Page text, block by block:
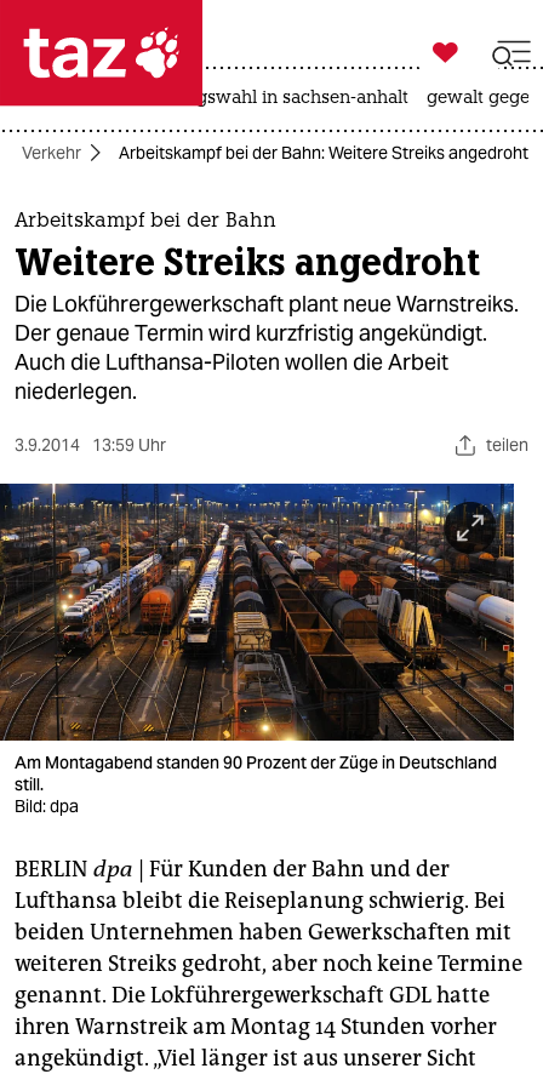
 taz zahl ich
taz zahl ich
themen
politik
öko
gesellschaft
kultur
sport
berlin
nord
wahrheit
verlag
verlag
veranstaltungen
fragen & hilfe
unterstützen
abo
genossenschaft

taz zahl ich
landtagswahl in sachsen-anhalt gewalt
Verkehr Arbeitskampf bei der Bahn: Weitere Streiks angedroht
Arbeitskampf bei der Bahn
Weitere Streiks angedroht
Die Lokführergewerkschaft plant neue Warnstreiks.
Der genaue Termin wird kurzfristig angekündigt.
Auch die Lufthansa-Piloten wollen die Arbeit
niederlegen.
3.9.2014 13:59 Uhr teilen
Am Montagabend standen 90 Prozent der Züge in Deutschland
still.
Bild: dpa
BERLIN dpa | Für Kunden der Bahn und der
Lufthansa bleibt die Reiseplanung schwierig. Bei
beiden Unternehmen haben Gewerkschaften mit
weiteren Streiks gedroht, aber noch keine Termine
genannt. Die Lokführergewerkschaft GDL hatte
ihren Warnstreik am Montag 14 Stunden vorher
angekündigt. „Viel länger ist aus unserer Sicht